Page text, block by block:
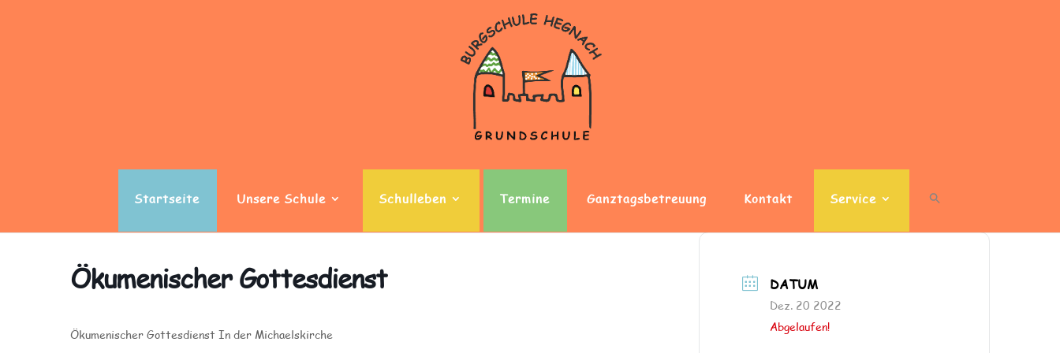
Startseite Unsere Schule Schulleben Termine Ganztagsbetreuung Kontakt Service
Ökumenischer Gottesdienst
Ökumenischer Gottesdienst In der Michaelskirche
DATUM
Dez. 20 2022
Abgelaufen!